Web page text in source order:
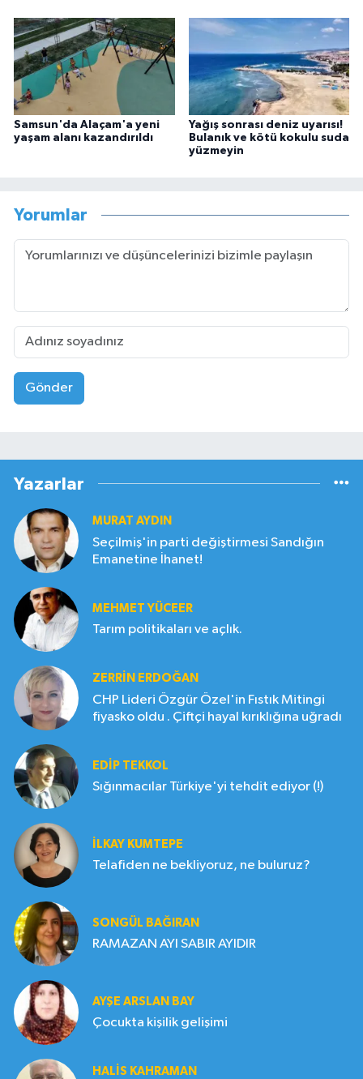
Samsun'da Alaçam'a yeni
yaşam alanı kazandırıldı
Yağış sonrası deniz uyarısı!
Bulanık ve kötü kokulu suda
yüzmeyin
Yorumlar
Gönder
Yazarlar
MURAT AYDIN
Seçilmiş'in parti değiştirmesi Sandığın
Emanetine İhanet!
MEHMET YÜCEER
Tarım politikaları ve açlık.
ZERRIN ERDOĞAN
CHP Lideri Özgür Özel'in Fıstık Mitingi
fiyasko oldu . Çiftçi hayal kırıklığına uğradı
EDIP TEKKOL
Sığınmacılar Türkiye'yi tehdit ediyor (!)
İLKAY KUMTEPE
Telafiden ne bekliyoruz, ne buluruz?
SONGÜL BAĞIRAN
RAMAZAN AYI SABIR AYIDIR
AYŞE ARSLAN BAY
Çocukta kişilik gelişimi
HALIS KAHRAMAN